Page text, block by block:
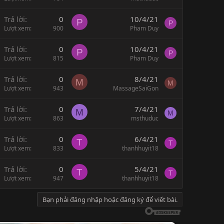
Trả lời 0
Lượt xem 900
P 10/4/21
Pham Duy
P
Trả lời 0
Lượt xem 815
P 10/4/21
Pham Duy
P
Trả lời 0
Lượt xem 943
M 8/4/21
MassageSaiGon
M
Trả lời 0
Lượt xem 863
M 7/4/21
msthuduc
M
Trả lời 0
Lượt xem 833
T 6/4/21
thanhhuyit18
T
Trả lời 0
Lượt xem 947
T 5/4/21
thanhhuyit18
T
Bạn phải đăng nhập hoặc đăng ký để viết bài.